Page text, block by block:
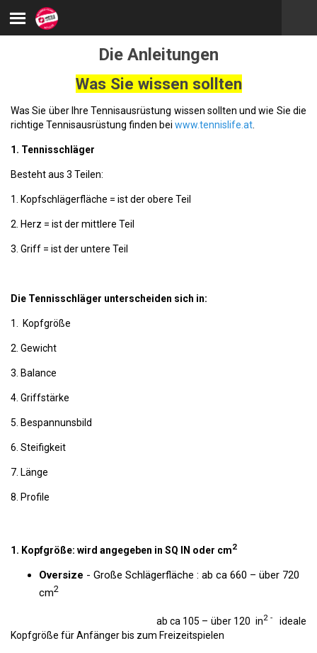
Die Anleitungen
Was Sie wissen sollten
Was Sie über Ihre Tennisausrüstung wissen sollten und wie Sie die
richtige Tennisausrüstung finden bei www.tennislife.at.
1. Tennisschläger
Besteht aus 3 Teilen:
1. Kopfschlägerfläche = ist der obere Teil
2. Herz = ist der mittlere Teil
3. Griff = ist der untere Teil
Die Tennisschläger unterscheiden sich in:
1. Kopfgröße
2. Gewicht
3. Balance
4. Griffstärke
5. Bespannunsbild
6. Steifigkeit
7. Länge
8. Profile
1. Kopfgröße: wird angegeben in SQ IN oder cm2
Oversize - Große Schlägerfläche : ab ca 660 – über 720
cm2
ab ca 105 – über 120 in2 -
ideale
Kopfgröße für Anfänger bis zum Freizeitspielen